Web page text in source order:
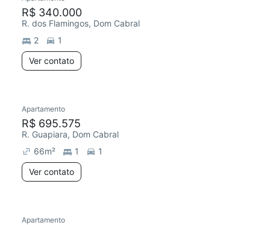
R$ 340.000
R. dos Flamingos, Dom Cabral
2
1
Ver contato
Apartamento
R$ 695.575
R. Guapiara, Dom Cabral
66m² 1
1
Ver contato
Apartamento